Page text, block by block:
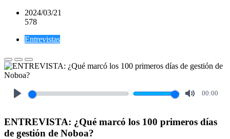
2024/03/21
578
Entrevistas
00:00
ENTREVISTA: ¿Qué marcó los 100 primeros días
de gestión de Noboa?